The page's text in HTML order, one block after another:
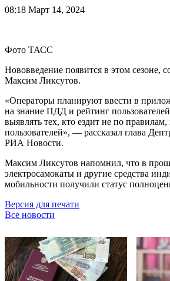
08:18 Март 14, 2024
Фото ТАСС
Нововведение появится в этом сезоне,
Максим Ликсутов.
«Операторы планируют ввести в
на знание ПДД и рейтинг
выявлять тех, кто ездит не по
пользователей», — рассказал глава
РИА Новости.
Максим Ликсутов напомнил, что в
электросамокаты и другие средства
мобильности получили статус
Версия для печати
Все новости